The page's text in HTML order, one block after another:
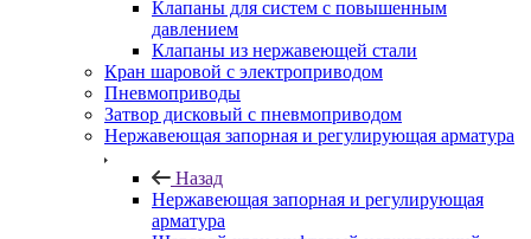
Клапаны для систем с повышенным
давлением
Клапаны из нержавеющей стали
Кран шаровой с электроприводом
Пневмоприводы
Затвор дисковый с пневмоприводом
Нержавеющая запорная и регулирующая арматура
Назад
Нержавеющая запорная и регулирующая
арматура